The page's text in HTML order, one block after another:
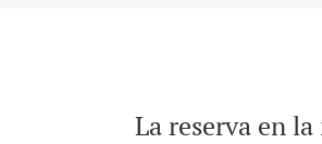
La reserva en